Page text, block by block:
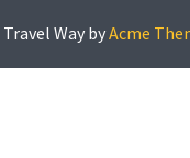
Travel Way byAcme